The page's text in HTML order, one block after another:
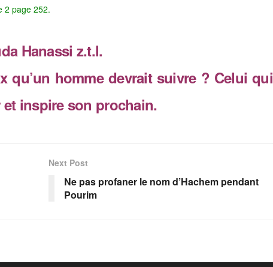
2 page 252.
Hanassi z.t.l.
qu’un homme devrait suivre ? Celui qui
inspire son prochain.
Next Post
Ne pas profaner le nom d’Hachem pendant
Pourim